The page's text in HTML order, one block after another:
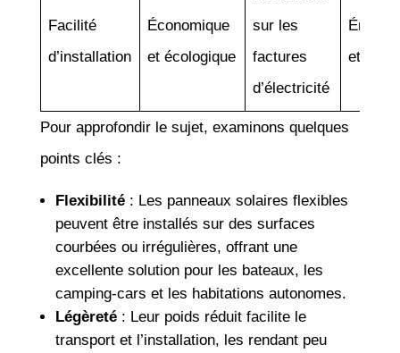
Facilité
d’installation
Économique
et écologique
sur les
factures
d’électricité
et
Pour approfondir le sujet, examinons quelques
points clés :
Flexibilité: Les panneaux solaires flexibles
peuvent être installés sur des surfaces
courbées ou irrégulières, offrant une
excellente solution pour les bateaux, les
camping-cars et les habitations autonomes.
Légèreté: Leur poids réduit facilite le
transport et l’installation, les rendant peu